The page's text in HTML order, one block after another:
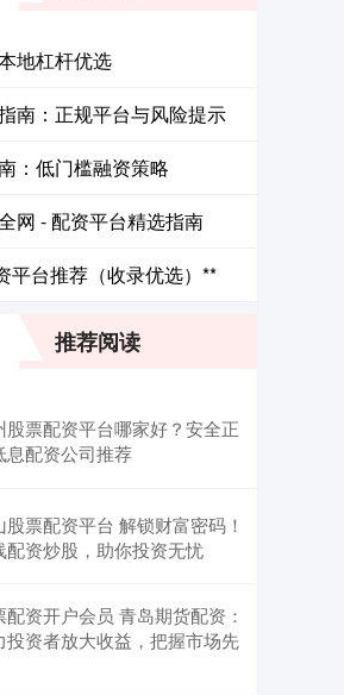
地杠杆优选
南：正规平台与风险提示
：低门槛融资策略
网 - 配资平台精选指南
平台推荐（收录优选）**
推荐阅读
股票配资平台哪家好？安全正
息配资公司推荐
股票配资平台 解锁财富密码！
配资炒股，助你投资无忧
配资开户会员 青岛期货配资：
投资者放大收益，把握市场先